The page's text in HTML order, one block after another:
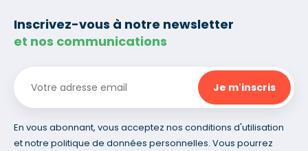
Inscrivez-vous à notre newsletter
et nos communications
En vous abonnant, vous acceptez nos conditions d'utilisation
et notre politique de données personnelles. Vous pourrez